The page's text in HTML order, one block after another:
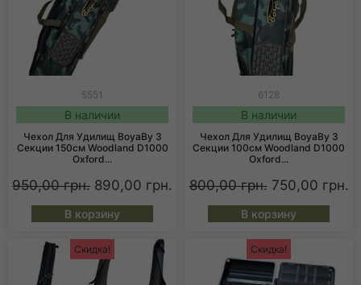
5551
В наличии
Чехол Для Удилищ BoyaBy 3
Секции 150см Woodland D1000
Oxford...
950,00грн. 890,00 грн.
В корзину
6128
В наличии
Чехол Для Удилищ BoyaBy 3
Секции 100см Woodland D1000
Oxford...
800,00грн. 750,00 грн.
В корзину
Скидка! Скидка!